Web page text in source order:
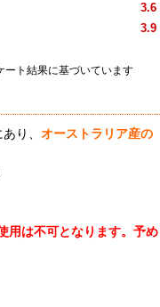
3.6
3.9
ト結果に基づいています
り、 オーストラリア産の
は不可となります。 予め